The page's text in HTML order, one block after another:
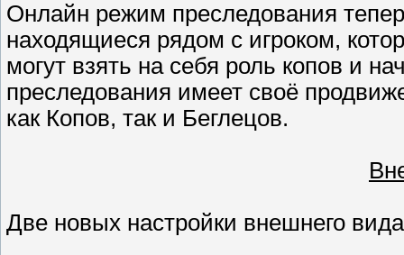
Онлайн режим преследования
находящиеся рядом с игроком,
могут взять на себя роль копов и
преследования имеет своё
как Копов, так и Беглецов.
Две новых настройки внешнего